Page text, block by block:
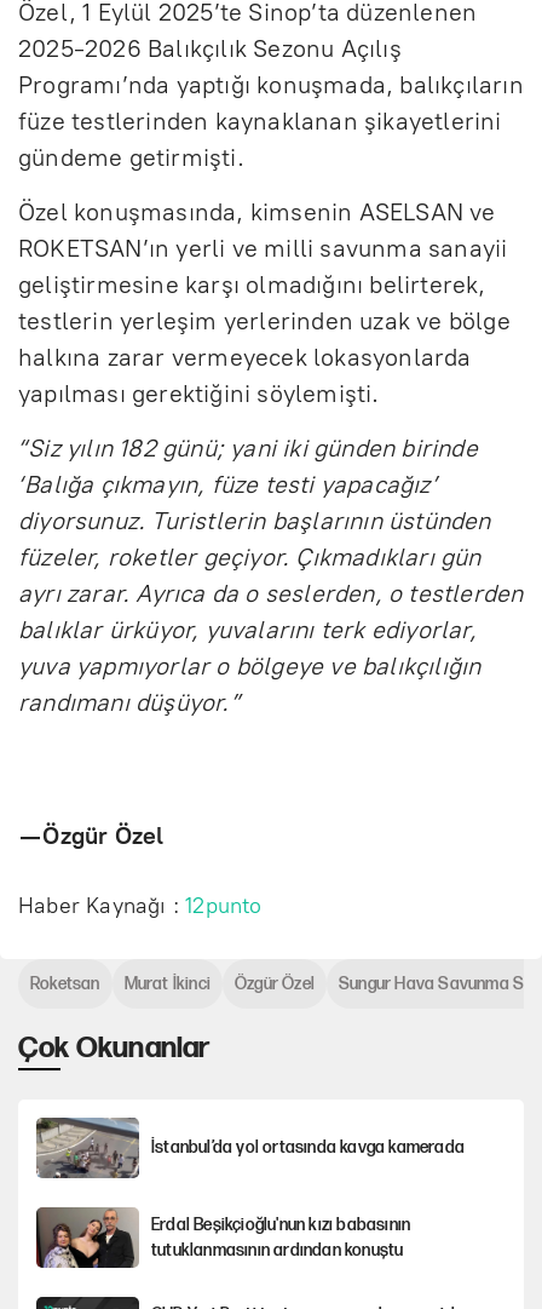
Özel, 1 Eylül 2025’te Sinop’ta düzenlenen
2025-2026 Balıkçılık Sezonu Açılış
Programı’nda yaptığı konuşmada, balıkçıların
füze testlerinden kaynaklanan şikayetlerini
gündeme getirmişti.
Özel konuşmasında, kimsenin ASELSAN ve
ROKETSAN’ın yerli ve milli savunma sanayii
geliştirmesine karşı olmadığını belirterek,
testlerin yerleşim yerlerinden uzak ve bölge
halkına zarar vermeyecek lokasyonlarda
yapılması gerektiğini söylemişti.
“Siz yılın 182 günü; yani iki günden birinde
‘Balığa çıkmayın, füze testi yapacağız’
diyorsunuz. Turistlerin başlarının üstünden
füzeler, roketler geçiyor. Çıkmadıkları gün
ayrı zarar. Ayrıca da o seslerden, o testlerden
balıklar ürküyor, yuvalarını terk ediyorlar,
yuva yapmıyorlar o bölgeye ve balıkçılığın
randımanı düşüyor.”
— Özgür Özel
Haber Kaynağı :12punto
Çok Okunanlar
İstanbul’da yol ortasında kavga kamerada
Erdal Beşikçioğlu'nun kızı babasının
tutuklanmasının ardından konuştu
Roketsan Murat İkinci Özgür Özel Sungur Hava Savunma